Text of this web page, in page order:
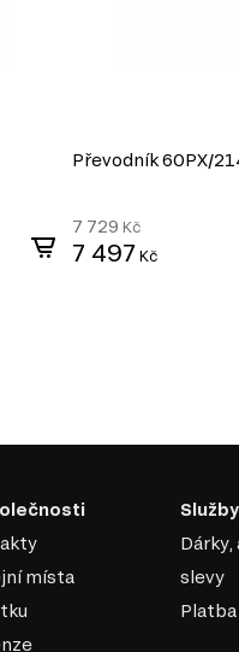
Převodník 60PХ/
7 729 Kč
7 497 Kč
místa
Služby
Dárky,
slevy
Platba